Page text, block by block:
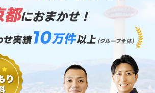
都におまかせ！